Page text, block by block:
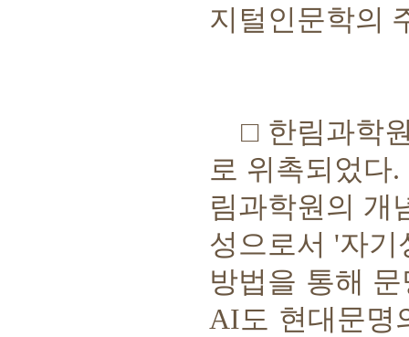
지털인문학의
□ 한림과학
로 위촉되었다.
림과학원의 개
성으로서 '자기
방법을 통해
AI도 현대문명